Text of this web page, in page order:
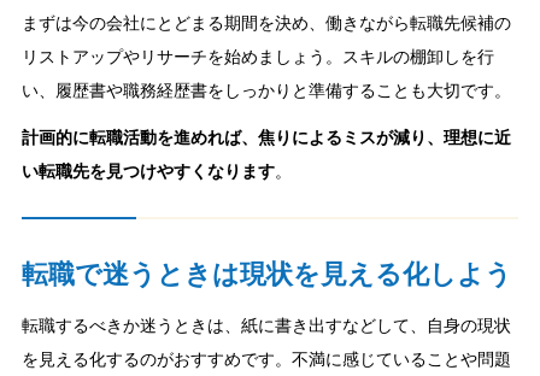
まずは今の会社にとどまる期間を決め、働きながら転職先候補の
リストアップやリサーチを始めましょう。スキルの棚卸しを行
い、履歴書や職務経歴書をしっかりと準備することも大切です。
計画的に転職活動を進めれば、焦りによるミスが減り、理想に近
い転職先を見つけやすくなります。
転職で迷うときは現状を見える化しよう
転職するべきか迷うときは、紙に書き出すなどして、自身の現状
を見える化するのがおすすめです。不満に感じていることや問題